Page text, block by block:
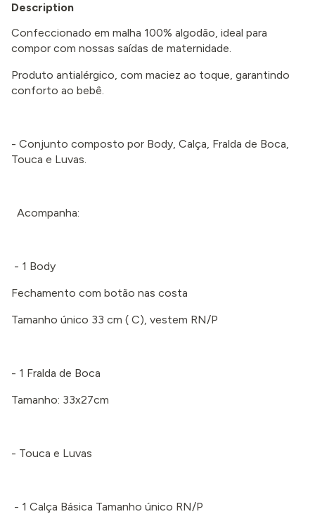
Description
Confeccionado em malha 100% algodão, ideal para
compor com nossas saídas de maternidade.
Produto antialérgico, com maciez ao toque, garantindo
conforto ao bebê.
- Conjunto composto por Body, Calça, Fralda de Boca,
Touca e Luvas.
Acompanha:
- 1 Body
Fechamento com botão nas costa
Tamanho único 33 cm ( C), vestem RN/P
- 1 Fralda de Boca
Tamanho: 33x27cm
- Touca e Luvas
- 1 Calça Básica Tamanho único RN/P